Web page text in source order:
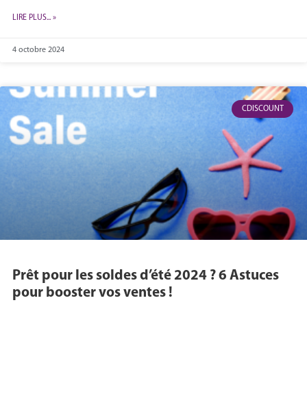
LIRE PLUS... »
4 octobre 2024
CDISCOUNT
Prêt pour les soldes d’été 2024 ? 6 Astuces
pour booster vos ventes !